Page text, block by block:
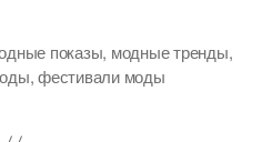
показы, модные тренды,
,фестивали моды